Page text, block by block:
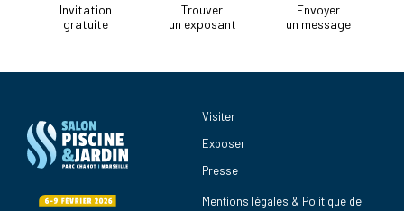
Invitation
gratuite
Trouver
un exposant
Envoyer
un message
Visiter
Exposer
Presse
Mentions légales & Politique de